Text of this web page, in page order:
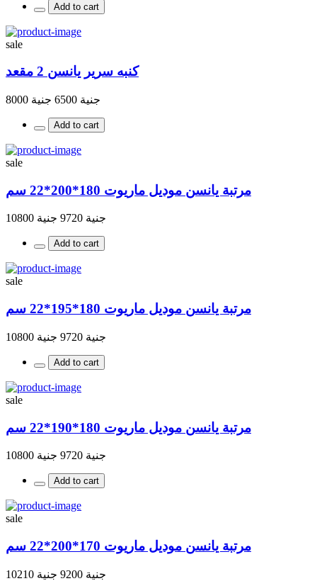
Add to cart
sale
كنبه سرير يانسن 2 مقعد
جنية 6500 جنية 8000
Add to cart
sale
مرتبة يانسن موديل ماريوت 180*200*22 سم
جنية 9720 جنية 10800
Add to cart
sale
مرتبة يانسن موديل ماريوت 180*195*22 سم
جنية 9720 جنية 10800
Add to cart
sale
مرتبة يانسن موديل ماريوت 180*190*22 سم
جنية 9720 جنية 10800
Add to cart
sale
مرتبة يانسن موديل ماريوت 170*200*22 سم
جنية 9200 جنية 10210